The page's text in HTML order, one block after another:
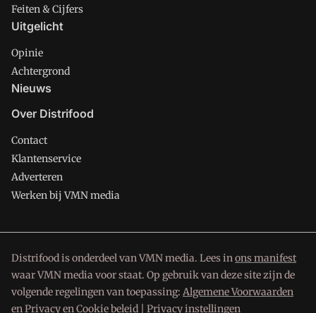
Feiten & Cijfers
Uitgelicht
Opinie
Achtergrond
Nieuws
Over Distrifood
Contact
Klantenservice
Adverteren
Werken bij VMN media
Distrifood is onderdeel van VMN media. Lees inons manifest
waar VMN media voor staat. Op gebruik van deze site zijn de
volgende regelingen van toepassing: Algemene Voorwaarden
enPrivacy en Cookie beleid Privacy instellingen